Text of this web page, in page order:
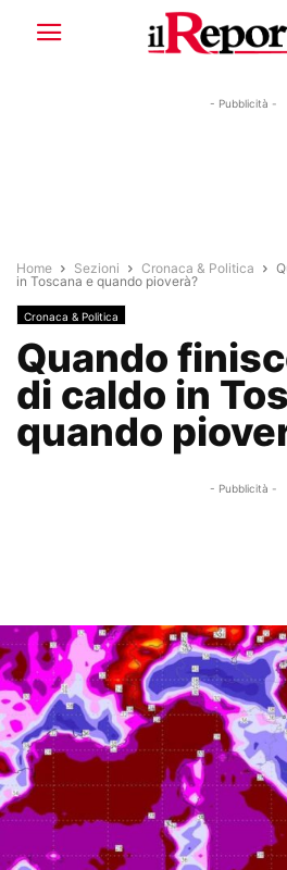
- Pubblicità -
Home Sezioni Cronaca & Politica
in Toscana e quando pioverà?
Cronaca & Politica
Quando
di caldo in
quando
- Pubblicità -